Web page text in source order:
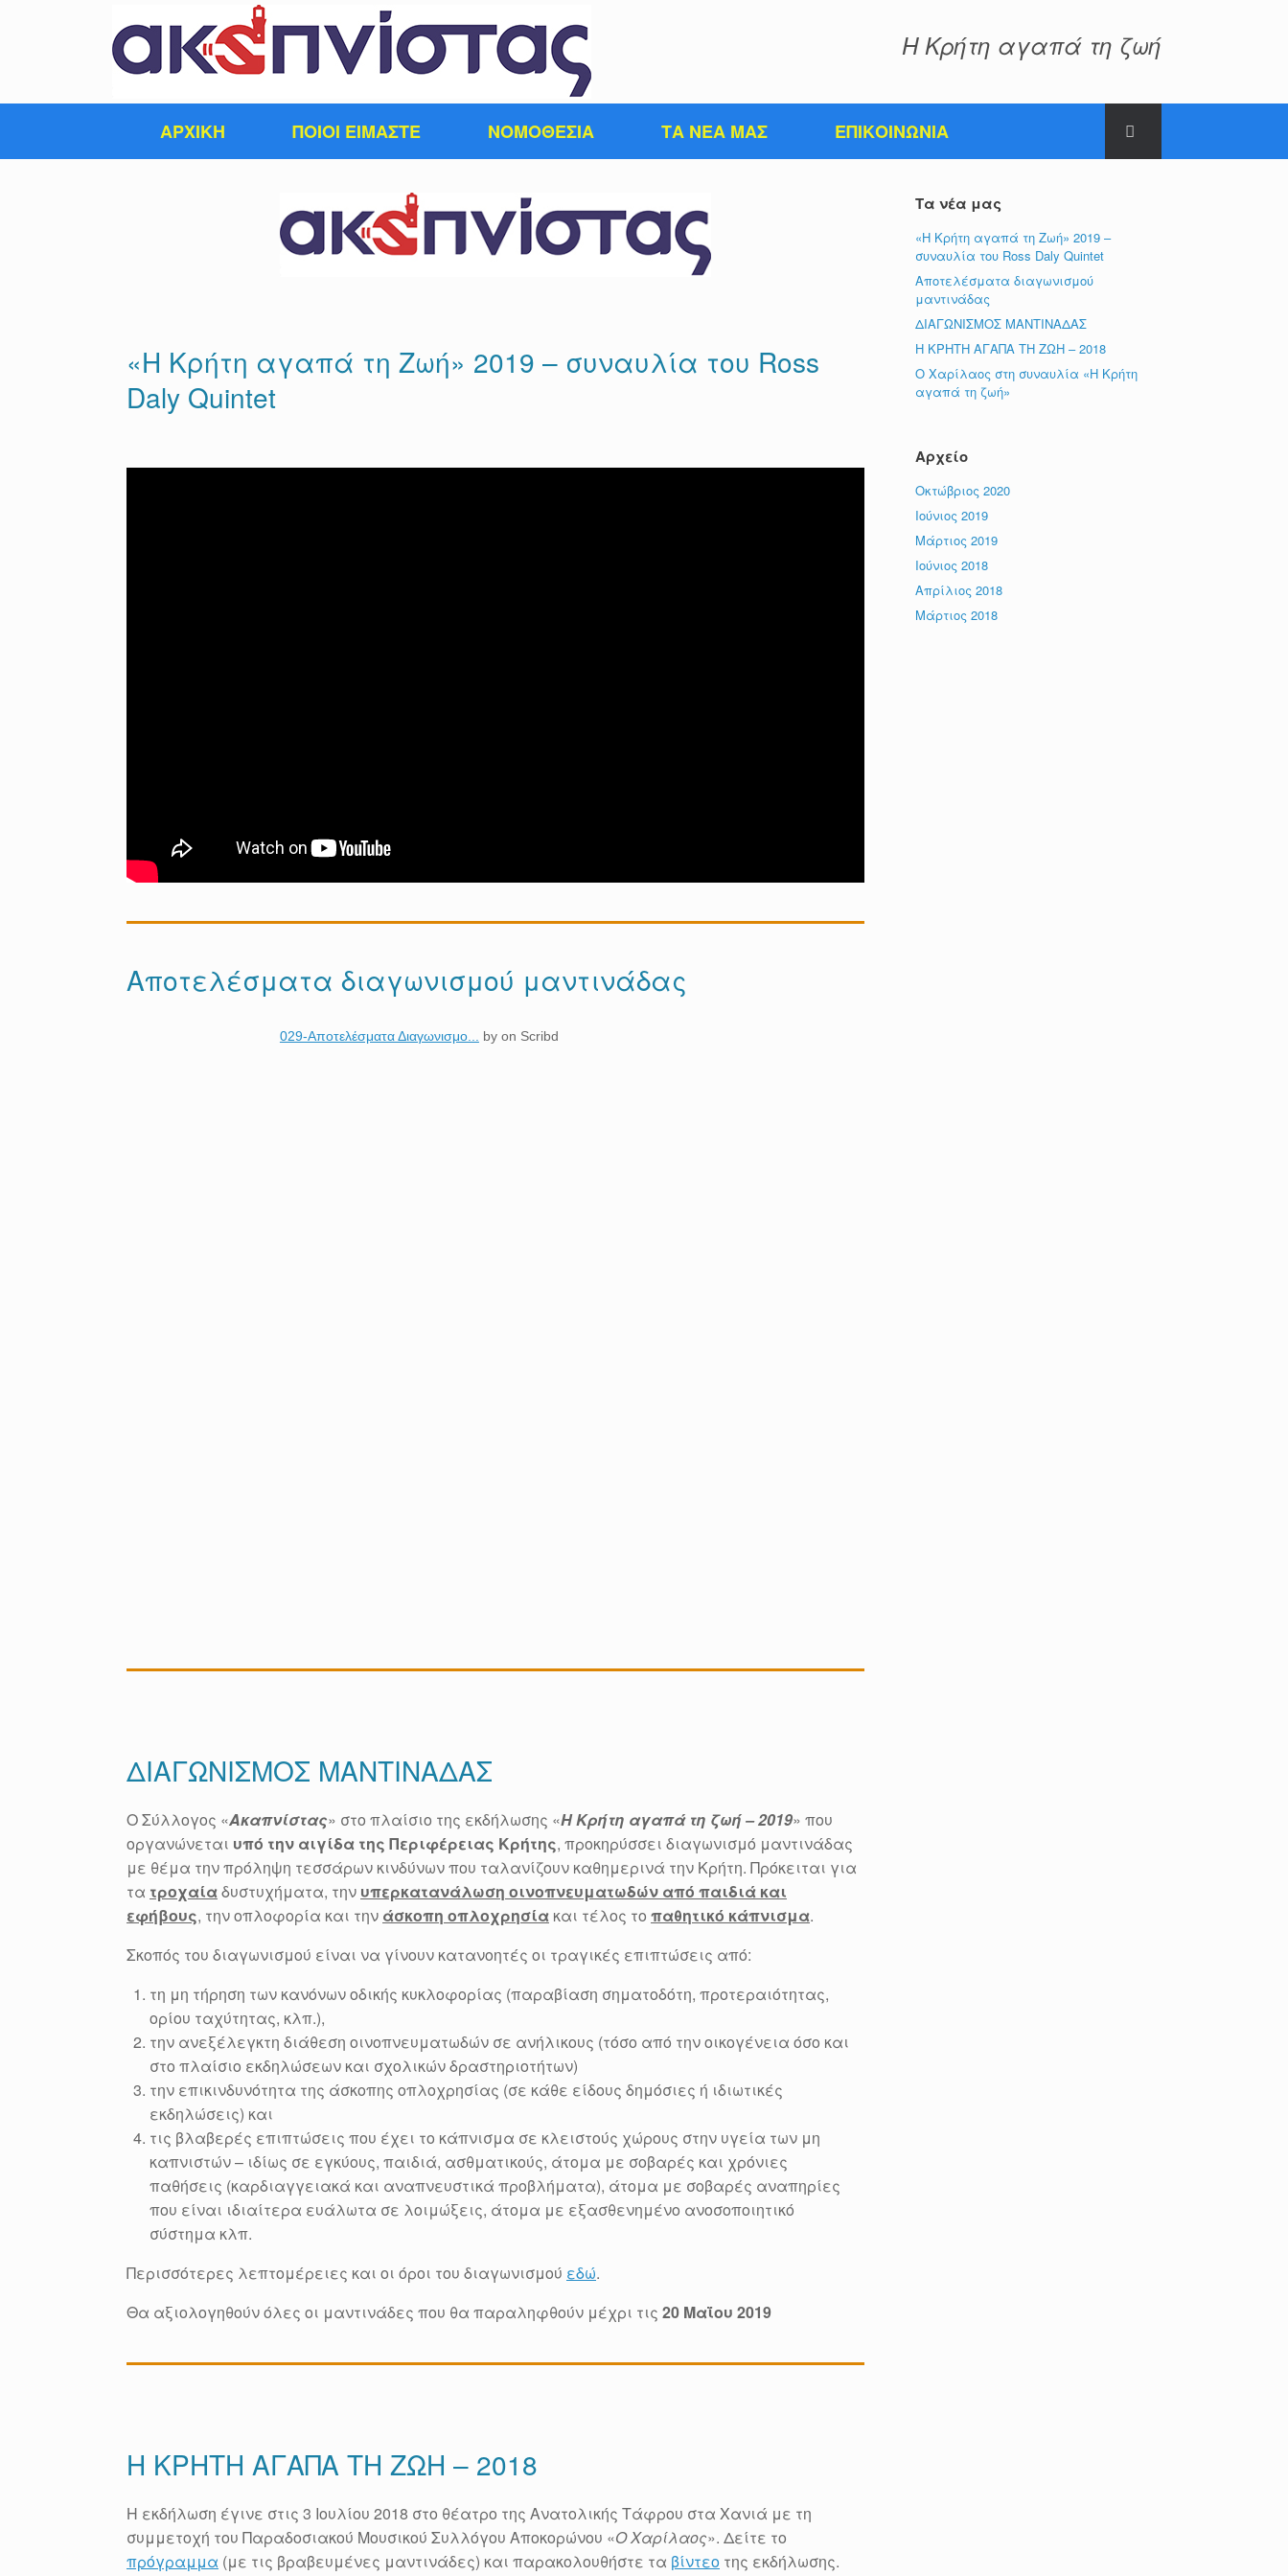
Η Κρήτη αγαπά τη ζωή
ΑΡΧΙΚΗ ΠΟΙΟΙ ΕΙΜΑΣΤΕ ΝΟΜΟΘΕΣΙΑ ΤΑ ΝΕΑ ΜΑΣ ΕΠΙΚΟΙΝΩΝΙΑ
«Η Κρήτη αγαπά τη Ζωή» 2019 – συναυλία του Ross
Daly Quintet
Αποτελέσματα διαγωνισμού μαντινάδας
029-Αποτελέσματα Διαγωνισμο... by on Scribd
ΔΙΑΓΩΝΙΣΜΟΣ ΜΑΝΤΙΝΑΔΑΣ
Ο Σύλλογος «Ακαπνίστας» στο πλαίσιο της εκδήλωσης «Η Κρήτη αγαπά τη ζωή – 2019» που
οργανώνεται υπό την αιγίδα της Περιφέρειας Κρήτης, προκηρύσσει διαγωνισμό μαντινάδας
με θέμα την πρόληψη τεσσάρων κινδύνων που ταλανίζουν καθημερινά την Κρήτη. Πρόκειται για
τα τροχαίαδυστυχήματα, την υπερκατανάλωση οινοπνευματωδών από παιδιά και
εφήβους, την οπλοφορία και την άσκοπη οπλοχρησία και τέλος το παθητικό κάπνισμα.
Σκοπός του διαγωνισμού είναι να γίνουν κατανοητές οι τραγικές επιπτώσεις από:
τη μη τήρηση των κανόνων οδικής κυκλοφορίας (παραβίαση σηματοδότη, προτεραιότητας,
ορίου ταχύτητας, κλπ.),
την ανεξέλεγκτη διάθεση οινοπνευματωδών σε ανήλικους (τόσο από την οικογένεια όσο και
στο πλαίσιο εκδηλώσεων και σχολικών δραστηριοτήτων)
την επικινδυνότητα της άσκοπης οπλοχρησίας (σε κάθε είδους δημόσιες ή ιδιωτικές
εκδηλώσεις) και
τις βλαβερές επιπτώσεις που έχει το κάπνισμα σε κλειστούς χώρους στην υγεία των μη
καπνιστών – ιδίως σε εγκύους, παιδιά, ασθματικούς, άτομα με σοβαρές και χρόνιες
παθήσεις (καρδιαγγειακά και αναπνευστικά προβλήματα), άτομα με σοβαρές αναπηρίες
που είναι ιδιαίτερα ευάλωτα σε λοιμώξεις, άτομα με εξασθενημένο ανοσοποιητικό
σύστημα κλπ.
Περισσότερες λεπτομέρειες και οι όροι του διαγωνισμού εδώ.
Θα αξιολογηθούν όλες οι μαντινάδες που θα παραληφθούν μέχρι τις 20 Μαΐου 2019
Η ΚΡΗΤΗ ΑΓΑΠΑ ΤΗ ΖΩΗ – 2018
Η εκδήλωση έγινε στις 3 Ιουλίου 2018 στο θέατρο της Ανατολικής Τάφρου στα Χανιά με τη
συμμετοχή του Παραδοσιακού Μουσικού Συλλόγου Αποκορώνου «Ο Χαρίλαος». Δείτε το
πρόγραμμα (με τις βραβευμένες μαντινάδες) και παρακολουθήστε τα βίντεο της εκδήλωσης.
Τα νέα μας
«Η Κρήτη αγαπά τη Ζωή» 2019 –
συναυλία του Ross Daly Quintet
Αποτελέσματα διαγωνισμού
μαντινάδας
ΔΙΑΓΩΝΙΣΜΟΣ ΜΑΝΤΙΝΑΔΑΣ
Η ΚΡΗΤΗ ΑΓΑΠΑ ΤΗ ΖΩΗ – 2018
Ο Χαρίλαος στη συναυλία «Η Κρήτη
αγαπά τη ζωή»
Αρχείο
Οκτώβριος 2020
Ιούνιος 2019
Μάρτιος 2019
Ιούνιος 2018
Απρίλιος 2018
Μάρτιος 2018